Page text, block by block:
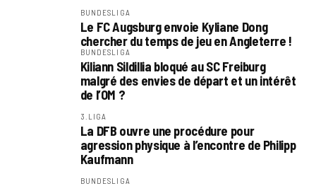
BUNDESLIGA
Le FC Augsburg envoie Kyliane Dong
chercher du temps de jeu en Angleterre !
BUNDESLIGA
Kiliann Sildillia bloqué au SC Freiburg
malgré des envies de départ et un intérêt
de l’OM ?
3.LIGA
La DFB ouvre une procédure pour
agression physique à l’encontre de Philipp
Kaufmann
BUNDESLIGA